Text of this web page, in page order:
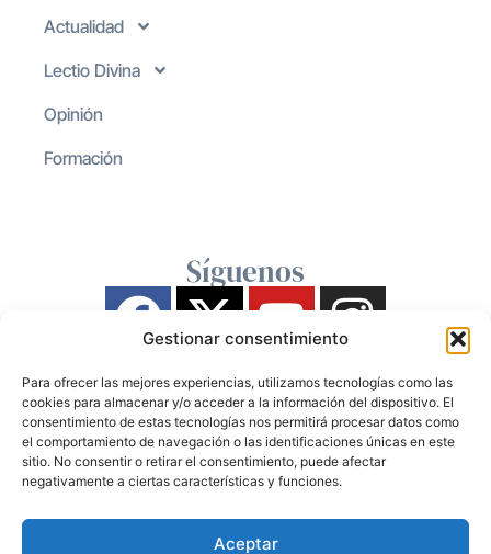
Gestionar consentimiento
Para ofrecer las mejores experiencias, utilizamos tecnologías como las
cookies para almacenar y/o acceder a la información del dispositivo. El
consentimiento de estas tecnologías nos permitirá procesar datos como
el comportamiento de navegación o las identificaciones únicas en este
sitio. No consentir o retirar el consentimiento, puede afectar
negativamente a ciertas características y funciones.
Aceptar
Actualidad
Lectio Divina
Opinión
Formación
Síguenos